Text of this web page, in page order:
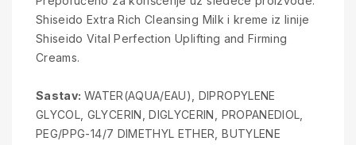
Shiseido Extra Rich Cleansing Milk i kreme iz linije
Shiseido Vital Perfection Uplifting and Firming
Creams.
Sastav: WATER(AQUA/EAU), DIPROPYLENE
GLYCOL, GLYCERIN, DIGLYCERIN, PROPANEDIOL,
PEG/PPG-14/7 DIMETHYL ETHER, BUTYLENE